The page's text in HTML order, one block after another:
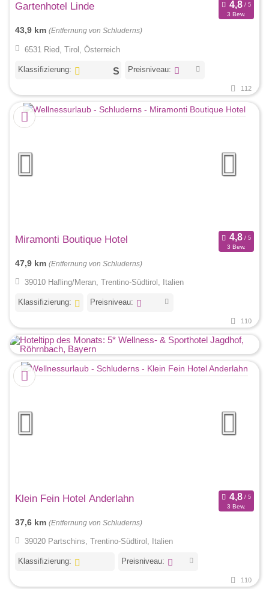
Gartenhotel Linde
3 Bew.
43,9 km (Entfernung von Schluderns)
6531 Ried, Tirol, Österreich
Klassifizierung: Preisniveau:
112
Miramonti Boutique Hotel
3 Bew.
47,9 km (Entfernung von Schluderns)
39010 Hafling/Meran, Trentino-Südtirol, Italien
Klassifizierung: Preisniveau:
110
Klein Fein Hotel Anderlahn
3 Bew.
37,6 km (Entfernung von Schluderns)
39020 Partschins, Trentino-Südtirol, Italien
Klassifizierung: Preisniveau:
110